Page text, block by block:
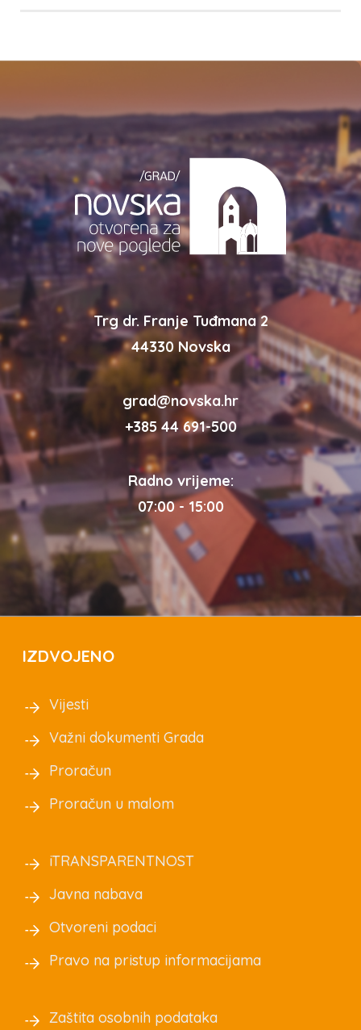
Trg dr. Franje Tuđmana 2
44330 Novska
grad@novska.hr
+385 44 691-500
Radno vrijeme:
07:00 - 15:00
IZDVOJENO
Vijesti
Važni dokumenti Grada
Proračun
Proračun u malom
iTRANSPARENTNOST
Javna nabava
Otvoreni podaci
Pravo na pristup informacijama
Zaštita osobnih podataka